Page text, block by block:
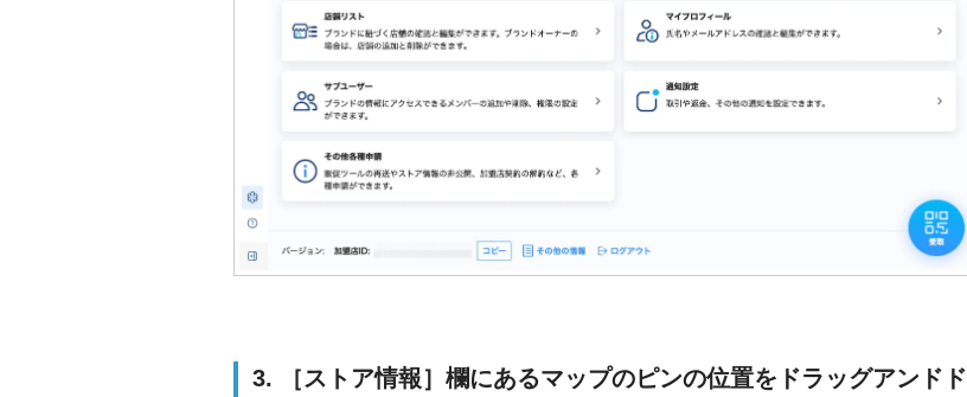
3. ［ストア情報］欄にあるマップのピンの位置をドラッグアンドド